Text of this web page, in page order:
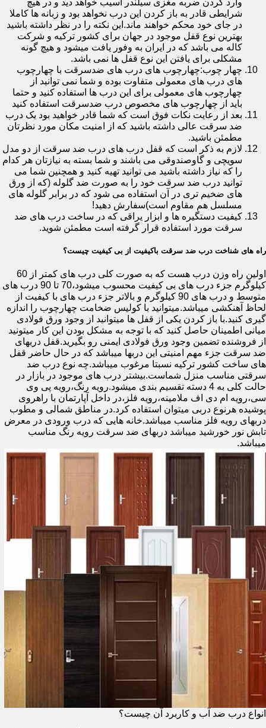
وارد کردن ضربه مغزی سیلندر آسیب خواهد دید و در هیچ
شرایطی قادر به باز کردن این درب نخواهد بود و زبانه ها کاملا
در جای خود محکم خواهند ماند.این نکته را در نظر داشته باشید
بهترین نوع قفل موجود در جهان برای کشور ترکیه و شرکت
کاله می باشد که در ایران به وفور یافت میشود و هیچ گونه
مشکلی برای یافتن این نوع قفل ها نمی باشد.
چهار چوب:چهارچوب های درب های ضدسرقت با چهارچوب
های درب های معمولی متفاوت بوده و شما نمی توانید از
چهارچوب های معمولی برای این درب ها استفاده کنید و حتما
باید از چهارچوب های مخصوص درب ضدسرقت استفاده کنید
بعد از رعایت نکات فوق است که شما قادر خواهید بود یک درب
ضد سرقت عالی داشته باشید که از امنیت مکان مورد نظرتان
مطمئن باشید.
لازم به ذکر است که قفل درب های درب ضد سرقت از دو مدل
سویچی و گاوصندوقی می باشند و شما بسته به نیازتان هر کدام
را که نیاز داشته باشید می توانید تهیه کنید و همچنین شما می
توانید درب ضد سرقت خود را به صورت ضد گلوله (که از ورق
های ضخیم تری در آن استفاده می شود که در برابر گلوله های
مسلسل هم مقاوم است)سفارش دهید!
کیفیت دستگیره ها و ابزار یراقی که در ساخت درب های ضد
سرقت مورد استفاده قرار گرفته است مطمئن شوید.
راه های شناخت درب ضد سرقت باکیفیت از بی کیفیت چیست؟
اولین راه وزن درب هست که به صورت کلی درب های کمتر از 60
کیلوگرم جزء درب های بی کیفیت محسوب میشود،70 تا 90 درب های
متوسط و درب های 90 کیلوگرم و بالاتر جزء درب های با کیفیت از
لحاظ آهنکشی میباشد.میتوانید با کولیس ضخامت چهارچوب را اندازه
گیری کنید.با باز کردن یکی از قفل ها میتوانید از وجود ورق فولادی
میانی اطمینان حاصل کنید که با توجه به مشکل بودن این کار میتونید
از فروشنده تضمین وجود ورق فولادی ایمنی رو بگیرید.قفل دربهای
ضد سرقت جزء مهم امنیتی این دربها میباشد که در حال حاضر قفل
های ساخت کشور ترکیه نسبتا مرغوب میباشد.چه نوع درب ضد
سرقتی مناسب منزل شماست.بیشتر درب های موجود در بازار در
حالت کلی به 4 دسته تقسیم بندی میشود.رویه رنگ،رویه پی وی
سی،رویه ام دی اف ملامینه،رویه فلز،در داخل آپارتمان با راهروی
پوشیده هرنوع دربی میتوان استفاده کرد.در مناطق شمالی و مطوب
دربهای رویه فلز مناسب میباشد.خانه هایی که درب ورودی در معرض
تابش نور خورشید میباشد دربهای ضد سرقت رویه رنگ مناسب
میباشد.
انواع درب ضد آب و کاربرد آن چیست؟